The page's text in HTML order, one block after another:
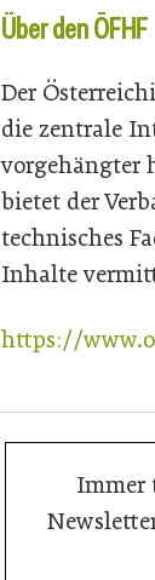
Über den ÖFHF
Der
die zentrale
vorgehängter
bietet der
technisches
Inhalte
https://
Immer